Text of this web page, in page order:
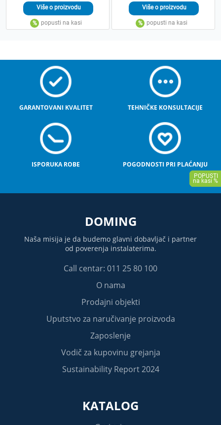
GARANTOVANI KVALITET TEHNIČKE KONSULTACIJE
ISPORUKA ROBE POGODNOSTI PRI PLAĆANJU
DOMING
Naša misija je da budemo glavni dobavljač i partner
od poverenja instalaterima.
Call centar: 011 25 80 100
O nama
Prodajni objekti
Uputstvo za naručivanje proizvoda
Zaposlenje
Vodič za kupovinu grejanja
Sustainability Report 2024
KATALOG